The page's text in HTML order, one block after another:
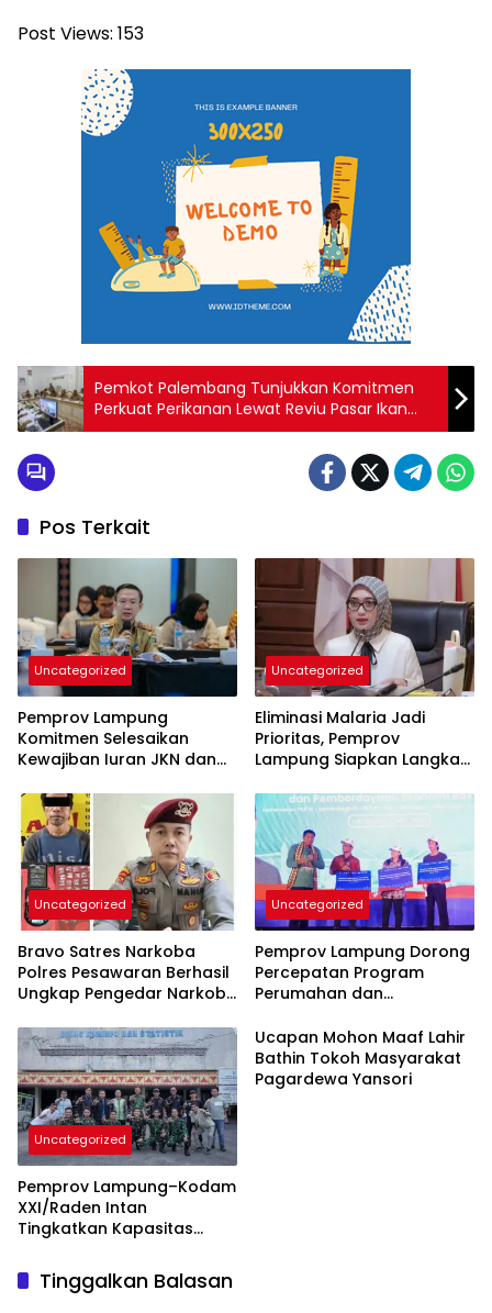
Post Views: 153
Pemkot Palembang Tunjukkan Komitmen
Perkuat Perikanan Lewat Reviu Pasar Ikan
Modern
Pos Terkait
Uncategorized
Pemprov Lampung
Komitmen Selesaikan
Kewajiban Iuran JKN dan
Kepesertaan BPJS
Kesehatan
Uncategorized
Eliminasi Malaria Jadi
Prioritas, Pemprov
Lampung Siapkan Langkah
Uncategorized
Bravo Satres Narkoba
Polres Pesawaran Berhasil
Ungkap Pengedar Narkoba
Uncategorized
Pemprov Lampung Dorong
Percepatan Program
Perumahan dan
Rakyat
Uncategorized
Pemprov Lampung–Kodam
XXI/Raden Intan
Tingkatkan Kapasitas
Komunikasi Publik
Ucapan Mohon Maaf Lahir
Bathin Tokoh Masyarakat
Pagardewa Yansori
Tinggalkan Balasan